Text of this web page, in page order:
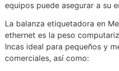
equipos puede asegurar a su
La balanza etiquetadora en
ethernet es la peso
Incas ideal para pequeños y
comerciales, así como: